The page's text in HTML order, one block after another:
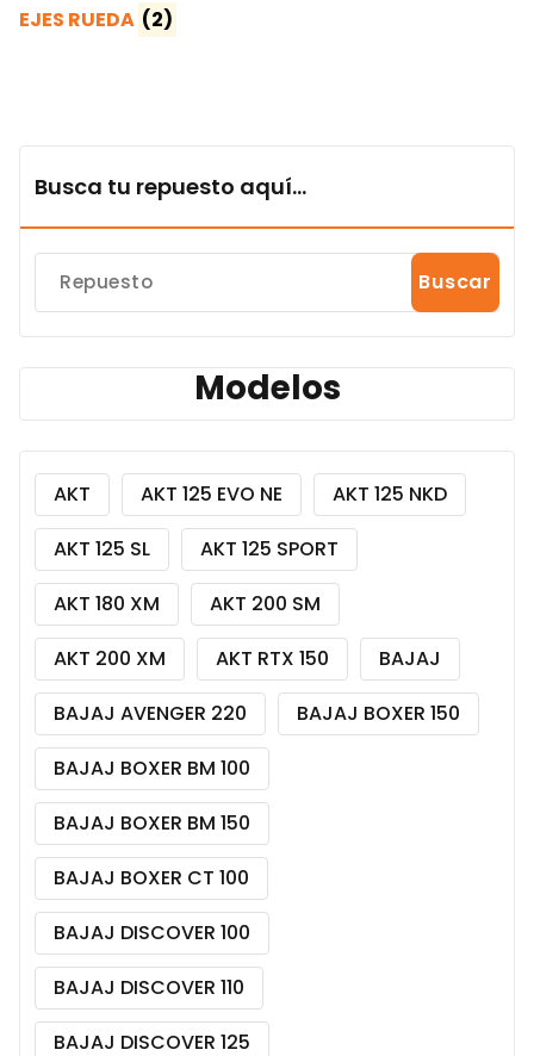
EJES RUEDA (2)
Busca tu repuesto aquí...
Buscar
Modelos
AKT AKT 125 EVO NE
AKT 125 NKD
AKT 125 SL
AKT 125 SPORT
AKT 180 XM
AKT 200 SM
AKT 200 XM
AKT RTX 150
BAJAJ
BAJAJ AVENGER 220
BAJAJ BOXER 150
BAJAJ BOXER BM 100
BAJAJ BOXER BM 150
BAJAJ BOXER CT 100
BAJAJ DISCOVER 100
BAJAJ DISCOVER 110
BAJAJ DISCOVER 125